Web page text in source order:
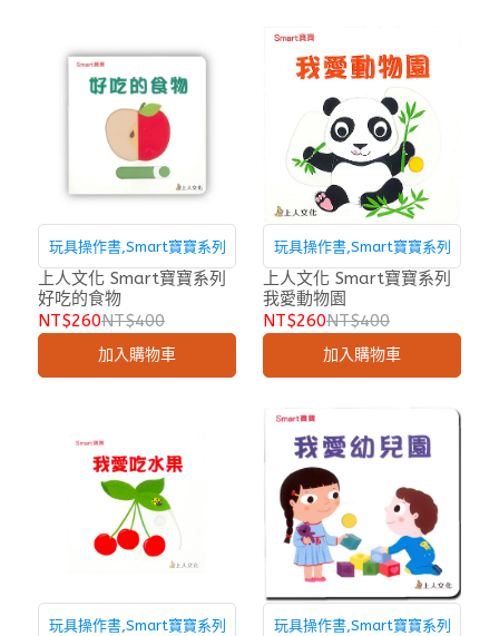
玩具操作書,Smart寶寶系列
上人文化 Smart寶寶系列
好吃的食物
NT$260NT$400
加入購物車
玩具操作書,Smart寶寶系列
上人文化 Smart寶寶系列
我愛動物園
NT$260NT$400
加入購物車
玩具操作書,Smart寶寶系列 玩具操作書,Smart寶寶系列